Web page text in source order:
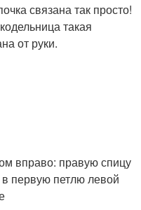
связана так просто!
такая
от руки.
вправо: правую спицу
первую петлю левой